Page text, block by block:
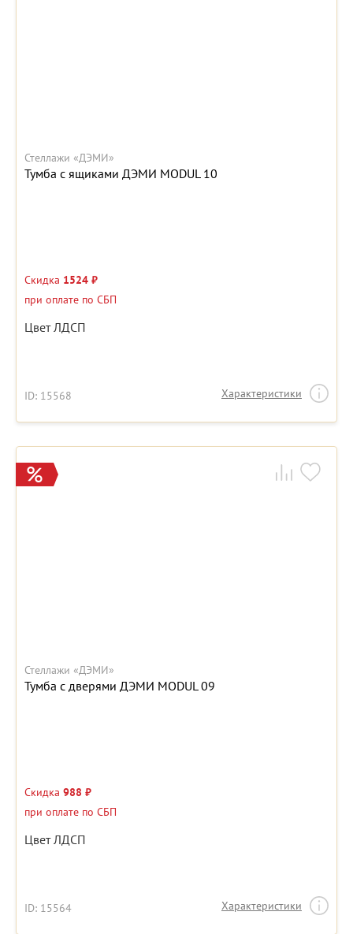
Стеллажи «ДЭМИ»
Тумба с ящиками ДЭМИ MODUL 10
Скидка 1524 ₽
при оплате по СБП
Цвет ЛДСП
ID: 15568 Характеристики
Стеллажи «ДЭМИ»
Тумба с дверями ДЭМИ MODUL 09
Скидка 988 ₽
при оплате по СБП
Цвет ЛДСП
ID: 15564 Характеристики